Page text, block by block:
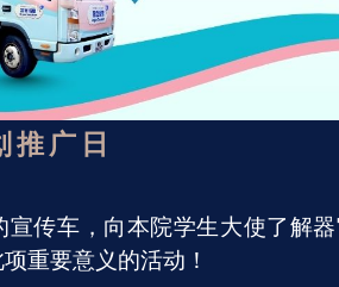
推广日
宣传车，向本院学生大使了解
重要意义的活动！